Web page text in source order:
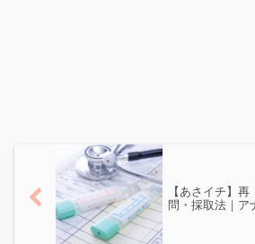
【あさイチ】
問・採取法｜ア